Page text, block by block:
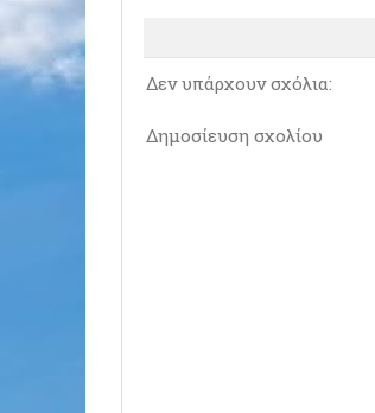
Δεν υπάρχουν σχόλια:
Δημοσίευση σχολίου